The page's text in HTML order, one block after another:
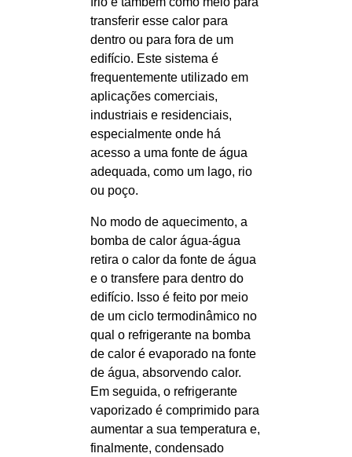
transferir esse calor para
dentro ou para fora de um
edifício. Este sistema é
frequentemente utilizado em
aplicações comerciais,
industriais e residenciais,
especialmente onde há
acesso a uma fonte de água
adequada, como um lago, rio
ou poço.
No modo de aquecimento, a
bomba de calor água-água
retira o calor da fonte de água
e o transfere para dentro do
edifício. Isso é feito por meio
de um ciclo termodinâmico no
qual o refrigerante na bomba
de calor é evaporado na fonte
de água, absorvendo calor.
Em seguida, o refrigerante
vaporizado é comprimido para
aumentar a sua temperatura e,
finalmente, condensado